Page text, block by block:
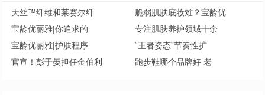
天丝™纤维和莱赛尔纤
脆弱肌肤底妆难？宝龄优
宝龄优丽雅|你追求的
专注肌肤养护领域十余
宝龄优丽雅|护肤程序
“王者姿态”节奏性扩
官宣！彭于晏担任金伯利
跑步鞋哪个品牌好 老